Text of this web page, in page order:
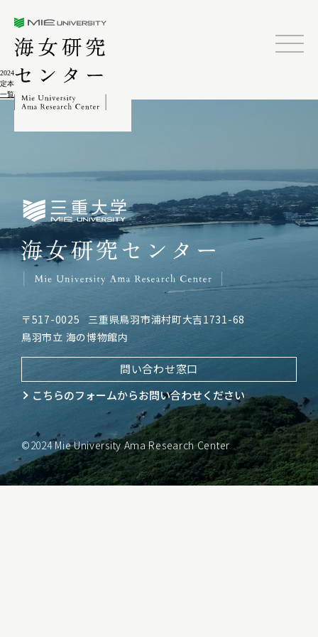
2024.02.04
定本 柳田国男集 別巻第5
一覧に戻る
三重大学海女研究センター
〒517-0025
三重県鳥羽市浦村町大吉1731-68
鳥羽市立 海の博物館内
問い合わせ窓口
こちらのフォームからお問い合わせください
©2024 Mie University Ama Research Center